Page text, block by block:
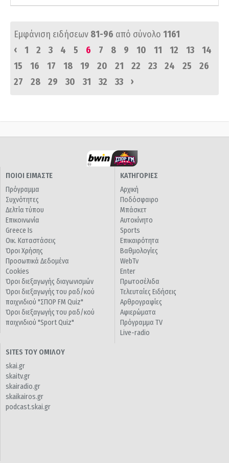
Εμφάνιση ειδήσεων 81-96 από σύνολο 1161
‹
1 2 3 4 5 6 7 8 9 10 11 12 13
14
15
16 17 18 19 20 21 22 23 24 25
26
27
28 29 30 31 32 33 ›
ΠΟΙΟΙ ΕΙΜΑΣΤΕ
Πρόγραμμα
Συχνότητες
Δελτία τύπου
Επικοινωνία
Greece Is
Οικ. Καταστάσεις
Όροι Χρήσης
Προσωπικά Δεδομένα
Cookies
Όροι διεξαγωγής διαγωνισμών
Όροι διεξαγωγής του ραδ/κού
παιχνιδιού "ΣΠΟΡ FM Quiz"
Όροι διεξαγωγής του ραδ/κού
παιχνιδιού "Sport Quiz"
ΚΑΤΗΓΟΡΙΕΣ
Αρχική
Ποδόσφαιρο
Μπάσκετ
Αυτοκίνητο
Sports
Επικαιρότητα
Βαθμολογίες
WebTv
Enter
Πρωτοσέλιδα
Τελευταίες Ειδήσεις
Αρθρογραφίες
Αφιερώματα
Πρόγραμμα TV
Live-radio
SITES ΤΟΥ ΟΜΙΛΟΥ
skai.gr
skaitv.gr
skairadio.gr
skaikairos.gr
podcast.skai.gr